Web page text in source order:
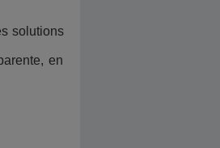
solutions
en